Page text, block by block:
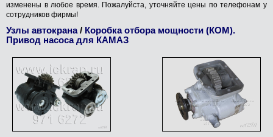
Запчасти для
автокранов
Механика
изменены в любое время. Пожалуйста, уточняйте цены по телефонам у
сотрудников фирмы!
Узлы автокрана/ Коробка отбора мощности (КОМ).
Привод насоса для КАМАЗ